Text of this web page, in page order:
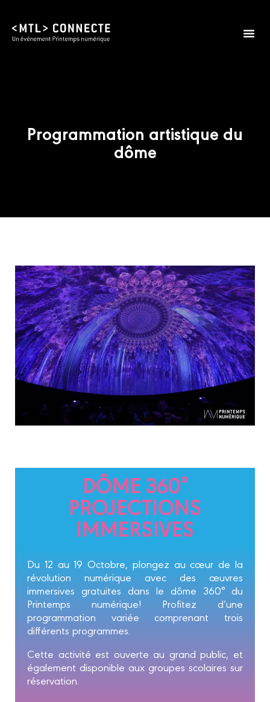
Programmation artistique du
dôme
DÔME 360°
PROJECTIONS
IMMERSIVES
Du 12 au 19 Octobre, plongez au cœur de la
révolution numérique avec des œuvres
immersives gratuites dans le dôme 360° du
Printemps numérique! Profitez d’une
programmation variée comprenant trois
différents programmes.
Cette activité est ouverte au grand public, et
également disponible aux groupes scolaires sur
réservation.